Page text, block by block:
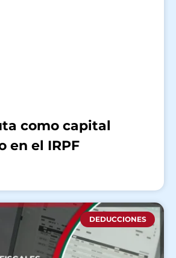
como capital
en el IRPF
DEDUCCIONES